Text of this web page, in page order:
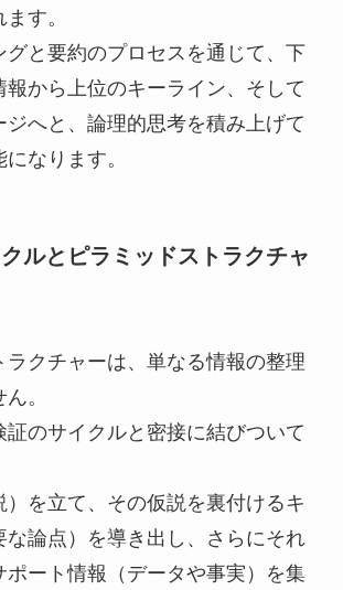
す。
グと要約のプロセスを通じて、下
報から上位のキーライン、そして
ジへと、論理的思考を積み上げて
なります。
ルとピラミッドストラクチャ
ラクチャーは、単なる情報の整理
。
証のサイクルと密接に結びついて
）を立て、その仮説を裏付けるキ
な論点）を導き出し、さらにそれ
ポート情報（データや事実）を集